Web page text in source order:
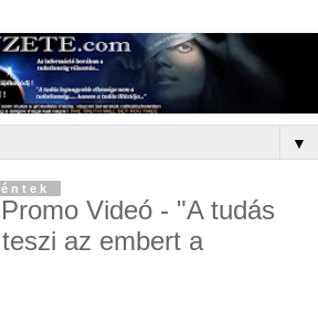
▼
Videó - "A tudás
az embert a